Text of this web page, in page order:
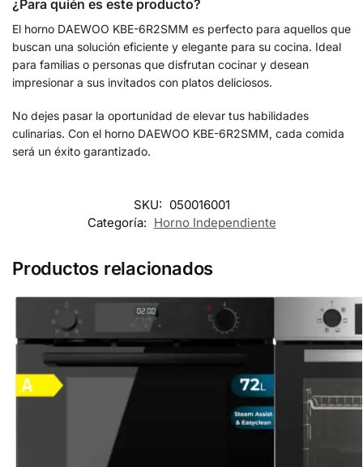
¿Para quién es este producto?
El horno DAEWOO KBE-6R2SMM es perfecto para aquellos que
buscan una solución eficiente y elegante para su cocina. Ideal
para familias o personas que disfrutan cocinar y desean
impresionar a sus invitados con platos deliciosos.
No dejes pasar la oportunidad de elevar tus habilidades
culinarias. Con el horno DAEWOO KBE-6R2SMM, cada comida
será un éxito garantizado.
SKU: 050016001
Categoría: Horno Independiente
Productos relacionados